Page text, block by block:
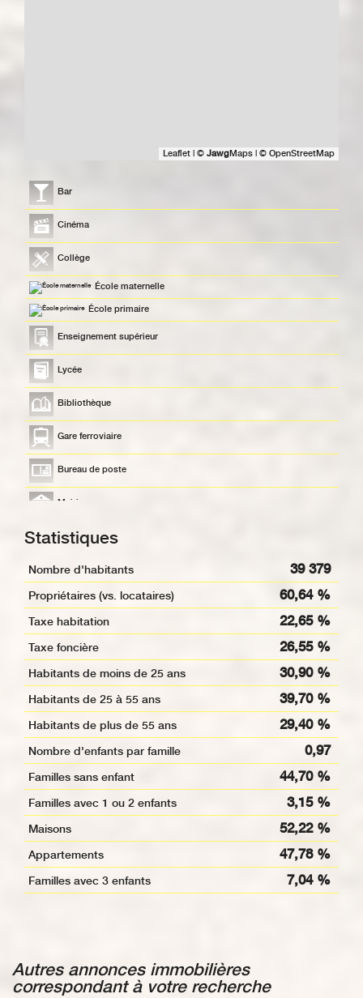
Leaflet © JawgMaps © OpenStreetMap
Bar
Cinéma
Collège
École maternelle
École primaire
Enseignement supérieur
Lycée
Bibliothèque
Gare ferroviaire
Bureau de poste
Mairie
Presse et Tabac
Statistiques
Nombre d'habitants 39 379
Propriétaires (vs. locataires) 60,64 %
Taxe habitation 22,65 %
Taxe foncière 26,55 %
Habitants de moins de 25 ans 30,90 %
Habitants de 25 à 55 ans 39,70 %
Habitants de plus de 55 ans 29,40 %
Nombre d'enfants par famille 0,97
Familles sans enfant 44,70 %
Familles avec 1 ou 2 enfants 3,15 %
Maisons 52,22 %
Appartements 47,78 %
Familles avec 3 enfants 7,04 %
autres annonces immobilières
correspondant à votre recherche